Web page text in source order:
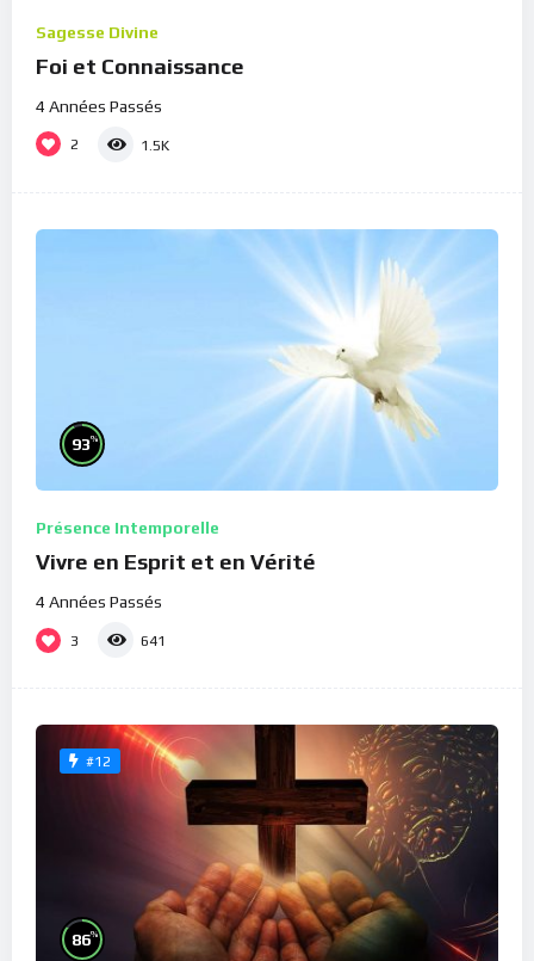
Sagesse Divine
Foi et Connaissance
4 Années Passés
2 1.5K
93%
Présence Intemporelle
Vivre en Esprit et en Vérité
4 Années Passés
3 641
#12
86%